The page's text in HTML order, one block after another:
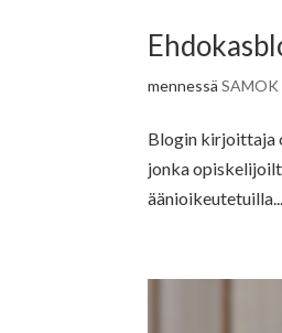
mennessäSAMOK
Blogin kirjoittaja
jonka
äänioikeutetuilla...